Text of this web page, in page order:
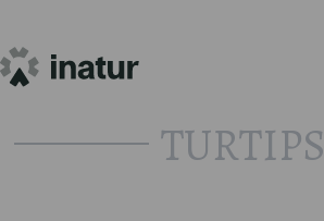
TURTIPS